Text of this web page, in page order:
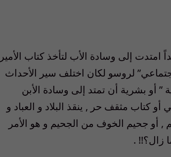
امتدت إلى وسادة الأب لتأخذ كتاب الأمير
لروسو لكان اختلف سير الأحداث
” أو بشرية أن تمتد إلى وسادة الأبن
أو كتاب مثقف حر , ينقذ البلاد و العباد و
, أو جحيم الخوف من الجحيم و هو الأمر
زال؟!! .